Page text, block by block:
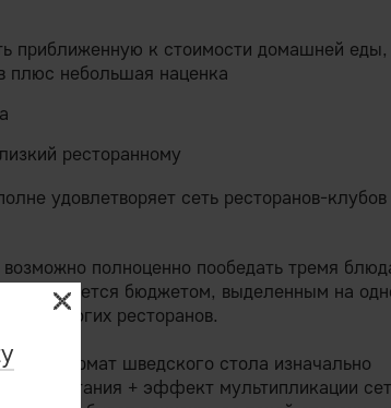
приближенную к стоимости домашней еды,
плюс небольшая наценка
ресторанному
удовлетворяет сеть ресторанов-клубов
полноценно пообедать тремя
бюджетом, выделенным на
дорогих ресторанов.
формат шведского стола изначально
питания + эффект мультипликации